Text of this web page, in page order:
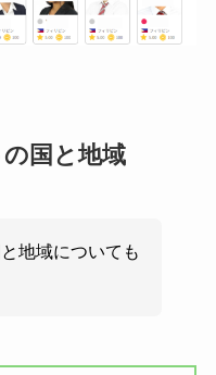
国と地域
地域についても